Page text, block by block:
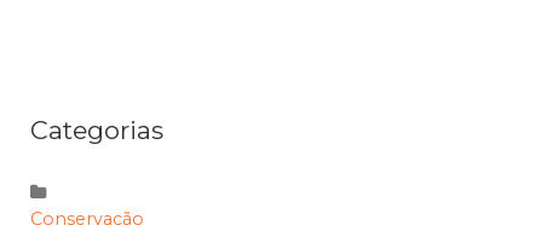
Categorias
Conservação